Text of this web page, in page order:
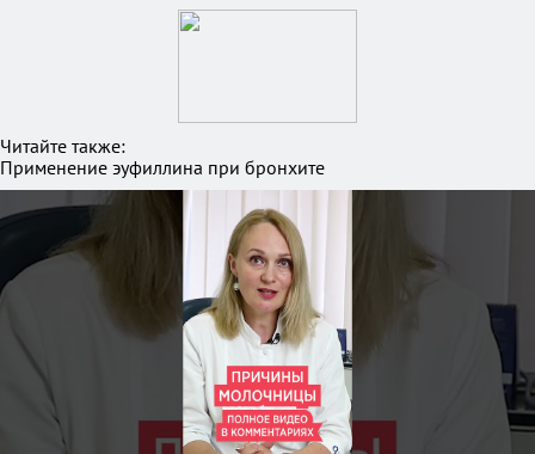
Читайте также:
Применение эуфиллина при бронхите